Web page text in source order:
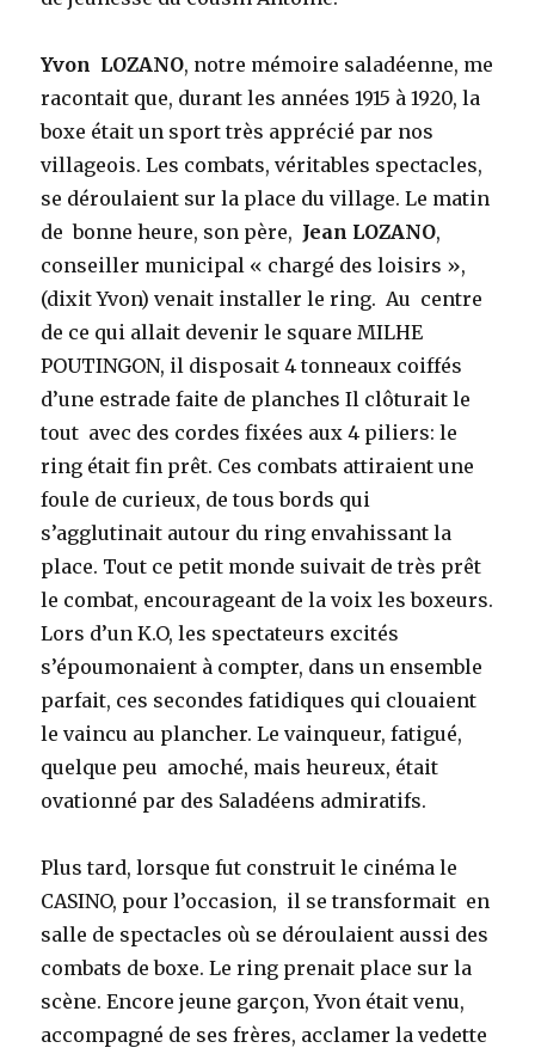
Yvon LOZANO, notre mémoire saladéenne, me
racontait que, durant les années 1915 à 1920, la
boxe était un sport très apprécié par nos
villageois. Les combats, véritables spectacles,
se déroulaient sur la place du village. Le matin
de bonne heure, son père, Jean LOZANO,
conseiller municipal « chargé des loisirs »,
(dixit Yvon) venait installer le ring. Au centre
de ce qui allait devenir le square MILHE
POUTINGON, il disposait 4 tonneaux coiffés
d’une estrade faite de planches Il clôturait le
tout avec des cordes fixées aux 4 piliers: le
ring était fin prêt. Ces combats attiraient une
foule de curieux, de tous bords qui
s’agglutinait autour du ring envahissant la
place. Tout ce petit monde suivait de très prêt
le combat, encourageant de la voix les boxeurs.
Lors d’un K.O, les spectateurs excités
s’époumonaient à compter, dans un ensemble
parfait, ces secondes fatidiques qui clouaient
le vaincu au plancher. Le vainqueur, fatigué,
quelque peu amoché, mais heureux, était
ovationné par des Saladéens admiratifs.
Plus tard, lorsque fut construit le cinéma le
CASINO, pour l’occasion, il se transformait en
salle de spectacles où se déroulaient aussi des
combats de boxe. Le ring prenait place sur la
scène. Encore jeune garçon, Yvon était venu,
accompagné de ses frères, acclamer la vedette